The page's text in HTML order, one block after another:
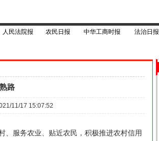
人民法院报 农民日报 中华工商时报 法治日报
路
11/17 15:07:52
、服务农业、贴近农民，积极推进农村信用